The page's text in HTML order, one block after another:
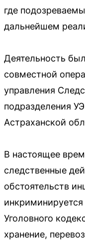
где
дальнейшем
Деятельность
совместной
управления
подразделения
Астраханской
В настоящее
следственные
обстоятельств
инкриминируется
Уголовного
хранение,